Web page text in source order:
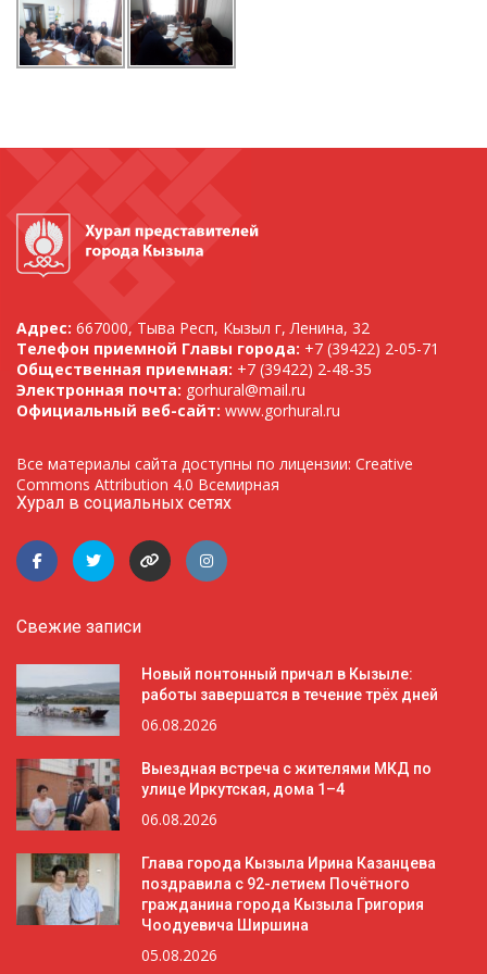
Адрес: 667000, Тыва Респ, Кызыл г, Ленина, 32
Телефон приемной Главы города: +7 (39422) 2-05-71
Общественная приемная: +7 (39422) 2-48-35
Электронная почта: gorhural@mail.ru
Официальный веб-сайт: www.gorhural.ru
Все материалы сайта доступны по лицензии: Creative
Commons Attribution 4.0 Всемирная
Хурал в социальных сетях
Свежие записи
Новый понтонный причал в Кызыле:
работы завершатся в течение трёх дней
06.08.2026
Выездная встреча с жителями МКД по
улице Иркутская, дома 1–4
06.08.2026
Глава города Кызыла Ирина Казанцева
поздравила с 92-летием Почётного
гражданина города Кызыла Григория
Чоодуевича Ширшина
05.08.2026